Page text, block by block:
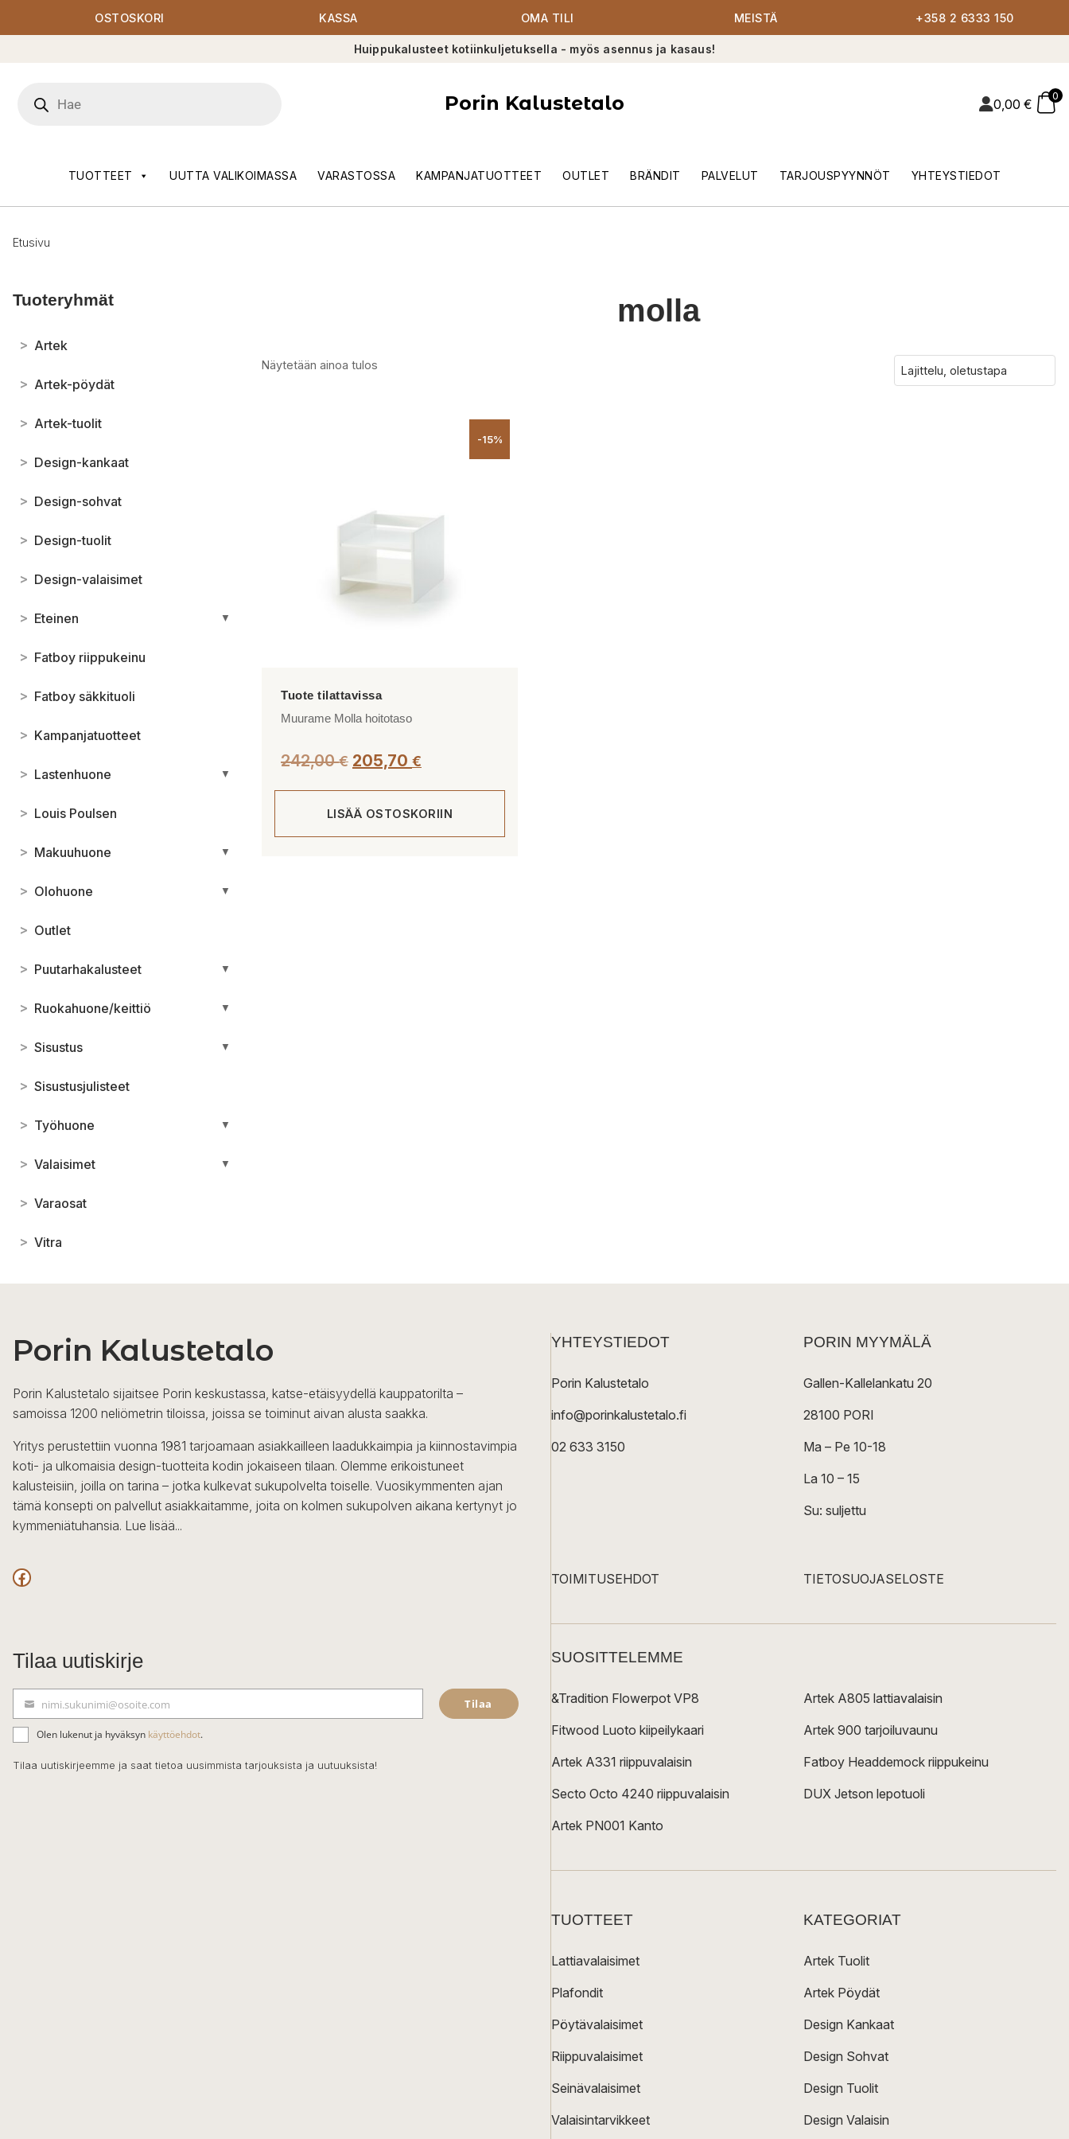
OSTOSKORI KASSA OMA TILI MEISTÄ +358 2 6333 150
Huippukalusteet kotiinkuljetuksella - myös asennus ja kasaus!
search
Porin Kalustetalo 0,00 €
0
TUOTTEET UUTTA VALIKOIMASSA VARASTOSSA KAMPANJATUOTTEET OUTLET BRÄNDIT PALVELUT TARJOUSPYYNNÖT YHTEYSTIEDOT
Etusivu
Tuoteryhmät
> Artek
> Artek-pöydät
> Artek-tuolit
> Design-kankaat
> Design-sohvat
> Design-tuolit
> Design-valaisimet
> Eteinen ▼
> Fatboy riippukeinu
> Fatboy säkkituoli
> Kampanjatuotteet
> Lastenhuone ▼
> Louis Poulsen
> Makuuhuone ▼
> Olohuone ▼
> Outlet
> Puutarhakalusteet ▼
> Ruokahuone/keittiö ▼
> Sisustus ▼
> Sisustusjulisteet
> Työhuone ▼
> Valaisimet ▼
> Varaosat
> Vitra
molla
Näytetään ainoa tulos
-15%
Muurame Molla hoitotaso
242,00€ 205,70 €
LISÄÄ OSTOSKORIIN
Porin Kalustetalo
Porin Kalustetalo sijaitsee Porin keskustassa, katse-etäisyydellä kauppatorilta –
samoissa 1200 neliömetrin tiloissa, joissa se toiminut aivan alusta saakka.
Yritys perustettiin vuonna 1981 tarjoamaan asiakkailleen laadukkaimpia ja kiinnostavimpia
koti- ja ulkomaisia design-tuotteita kodin jokaiseen tilaan. Olemme erikoistuneet
kalusteisiin, joilla on tarina – jotka kulkevat sukupolvelta toiselle. Vuosikymmenten ajan
tämä konsepti on palvellut asiakkaitamme, joita on kolmen sukupolven aikana kertynyt jo
kymmeniätuhansia. Lue lisää...
Facebook
Tilaa uutiskirje
ä
h
k
nimi.sukunimi@osoite.com Tilaa
Olen lukenut ja hyväksyn käyttöehdot.
Tilaa uutiskirjeemme ja saat tietoa uusimmista tarjouksista ja uutuuksista!
YHTEYSTIEDOT
Porin Kalustetalo
info@porinkalustetalo.fi
02 633 3150
PORIN MYYMÄLÄ
Gallen-Kallelankatu 20
28100 PORI
Ma – Pe 10-18
La 10 – 15
Su: suljettu
TOIMITUSEHDOT TIETOSUOJASELOSTE
SUOSITTELEMME
&Tradition Flowerpot VP8
Fitwood Luoto kiipeilykaari
Artek A331 riippuvalaisin
Secto Octo 4240 riippuvalaisin
Artek PN001 Kanto
Artek A805 lattiavalaisin
Artek 900 tarjoiluvaunu
Fatboy Headdemock riippukeinu
DUX Jetson lepotuoli
TUOTTEET
Lattiavalaisimet
Plafondit
Pöytävalaisimet
Riippuvalaisimet
Seinävalaisimet
Valaisintarvikkeet
KATEGORIAT
Artek Tuolit
Artek Pöydät
Design Kankaat
Design Sohvat
Design Tuolit
Design Valaisin